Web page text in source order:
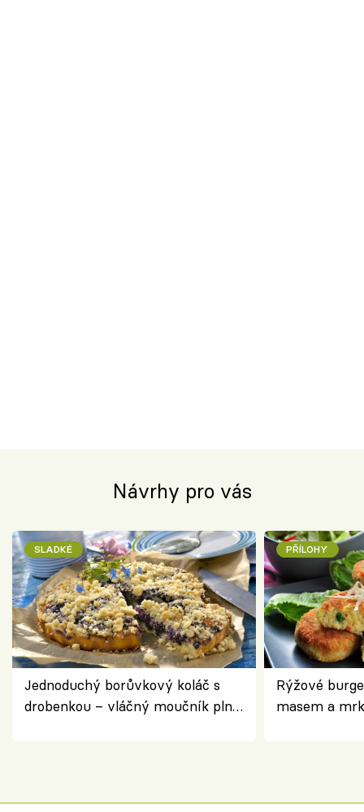
Návrhy pro vás
SLADKÉ
Jednoduchý borůvkový koláč s
drobenkou – vláčný moučník plný
PŘÍLOHY
Rýžové
masem a